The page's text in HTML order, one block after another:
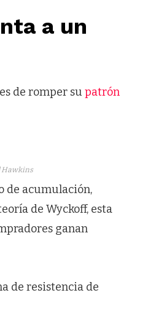
a un
de romper su patrón
Hawkins
de acumulación,
de Wyckoff, esta
ganan
de resistencia de